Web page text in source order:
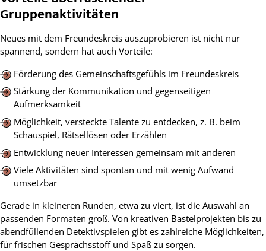
Gruppenaktivitäten
Neues mit dem Freundeskreis auszuprobieren ist nicht nur
spannend, sondern hat auch Vorteile:
Förderung des Gemeinschaftsgefühls im Freundeskreis
Stärkung der Kommunikation und gegenseitigen
Aufmerksamkeit
Möglichkeit, versteckte Talente zu entdecken, z. B. beim
Schauspiel, Rätsellösen oder Erzählen
Entwicklung neuer Interessen gemeinsam mit anderen
Viele Aktivitäten sind spontan und mit wenig Aufwand
umsetzbar
Gerade in kleineren Runden, etwa zu viert, ist die Auswahl an
passenden Formaten groß. Von kreativen Bastelprojekten bis zu
abendfüllenden Detektivspielen gibt es zahlreiche Möglichkeiten,
für frischen Gesprächsstoff und Spaß zu sorgen.